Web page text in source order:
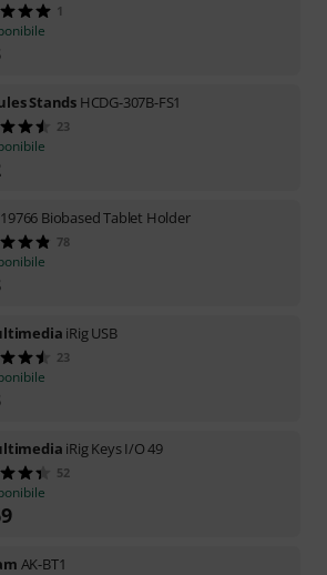
1
Stands HCDG-307B-FS1
23
19766 Biobased Tablet Holder
78
iRig USB
23
iRig Keys I/O 49
52
AK-BT1